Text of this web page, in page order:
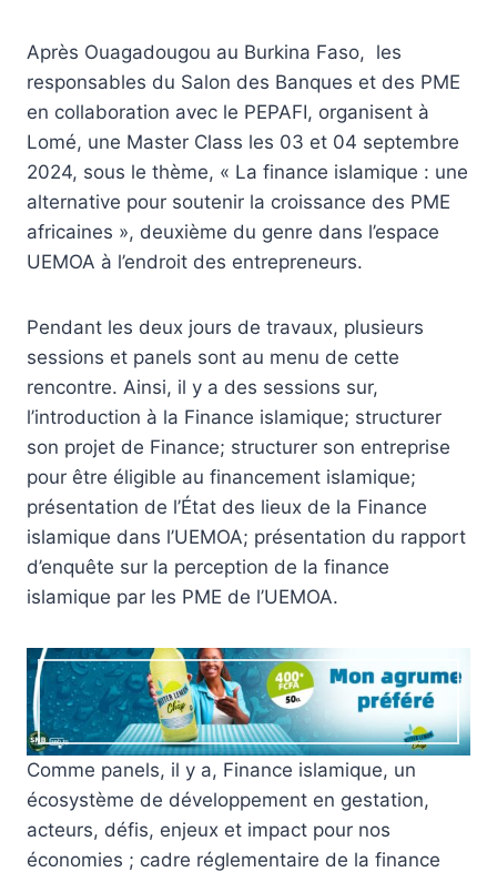
Après Ouagadougou au Burkina Faso, les
responsables du Salon des Banques et des PME
en collaboration avec le PEPAFI, organisent à
Lomé, une Master Class les 03 et 04 septembre
2024, sous le thème, « La finance islamique : une
alternative pour soutenir la croissance des PME
africaines », deuxième du genre dans l’espace
UEMOA à l’endroit des entrepreneurs.
Pendant les deux jours de travaux, plusieurs
sessions et panels sont au menu de cette
rencontre. Ainsi, il y a des sessions sur,
l’introduction à la Finance islamique; structurer
son projet de Finance; structurer son entreprise
pour être éligible au financement islamique;
présentation de l’État des lieux de la Finance
islamique dans l’UEMOA; présentation du rapport
d’enquête sur la perception de la finance
islamique par les PME de l’UEMOA.
Comme panels, il y a, Finance islamique, un
écosystème de développement en gestation,
acteurs, défis, enjeux et impact pour nos
économies ; cadre réglementaire de la finance